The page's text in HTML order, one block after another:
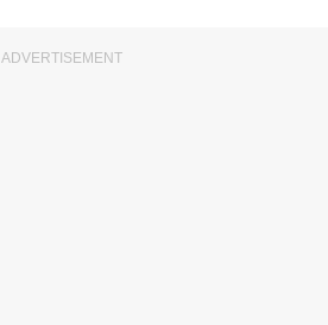
ADVERTISEMENT